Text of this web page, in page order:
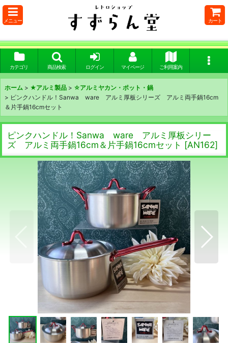
メニュー カート
カテゴリ 商品検索 ログイン マイページ ご利用案内
ホーム > ★アルミ製品 > ☆アルミヤカン・ポット・鍋
> ピンクハンドル！Sanwa ware アルミ厚板シリーズ アルミ両手鍋16cm
＆片手鍋16cmセット
ピンクハンドル！Sanwa ware アルミ厚板シリー
ズ アルミ両手鍋16cm＆片手鍋16cmセット [AN162]